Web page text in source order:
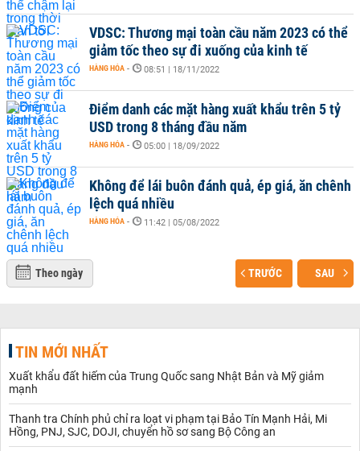
VDSC: Thương mại toàn cầu năm 2023 có thể
giảm tốc theo sự đi xuống của kinh tế
HÀNG HÓA - 08:51 | 18/11/2022
Điểm danh các mặt hàng xuất khẩu trên 5 tỷ
USD trong 8 tháng đầu năm
HÀNG HÓA - 05:00 | 18/09/2022
Không để lái buôn đánh quả, ép giá, ăn chênh
lệch quá nhiều
HÀNG HÓA - 11:42 | 05/08/2022
Theo ngày TRƯỚC SAU
TIN MỚI NHẤT
Xuất khẩu đất hiếm của Trung Quốc sang Nhật Bản và Mỹ giảm
mạnh
Thanh tra Chính phủ chỉ ra loạt vi phạm tại Bảo Tín Mạnh Hải, Mi
Hồng, PNJ, SJC, DOJI, chuyển hồ sơ sang Bộ Công an